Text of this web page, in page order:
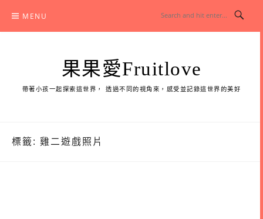
content
MENU
果果愛Fruitlove
帶著小孩一起探索這世界， 透過不同的視角來，感受並記錄這世界的美好
標籤: 雞二遊戲照片